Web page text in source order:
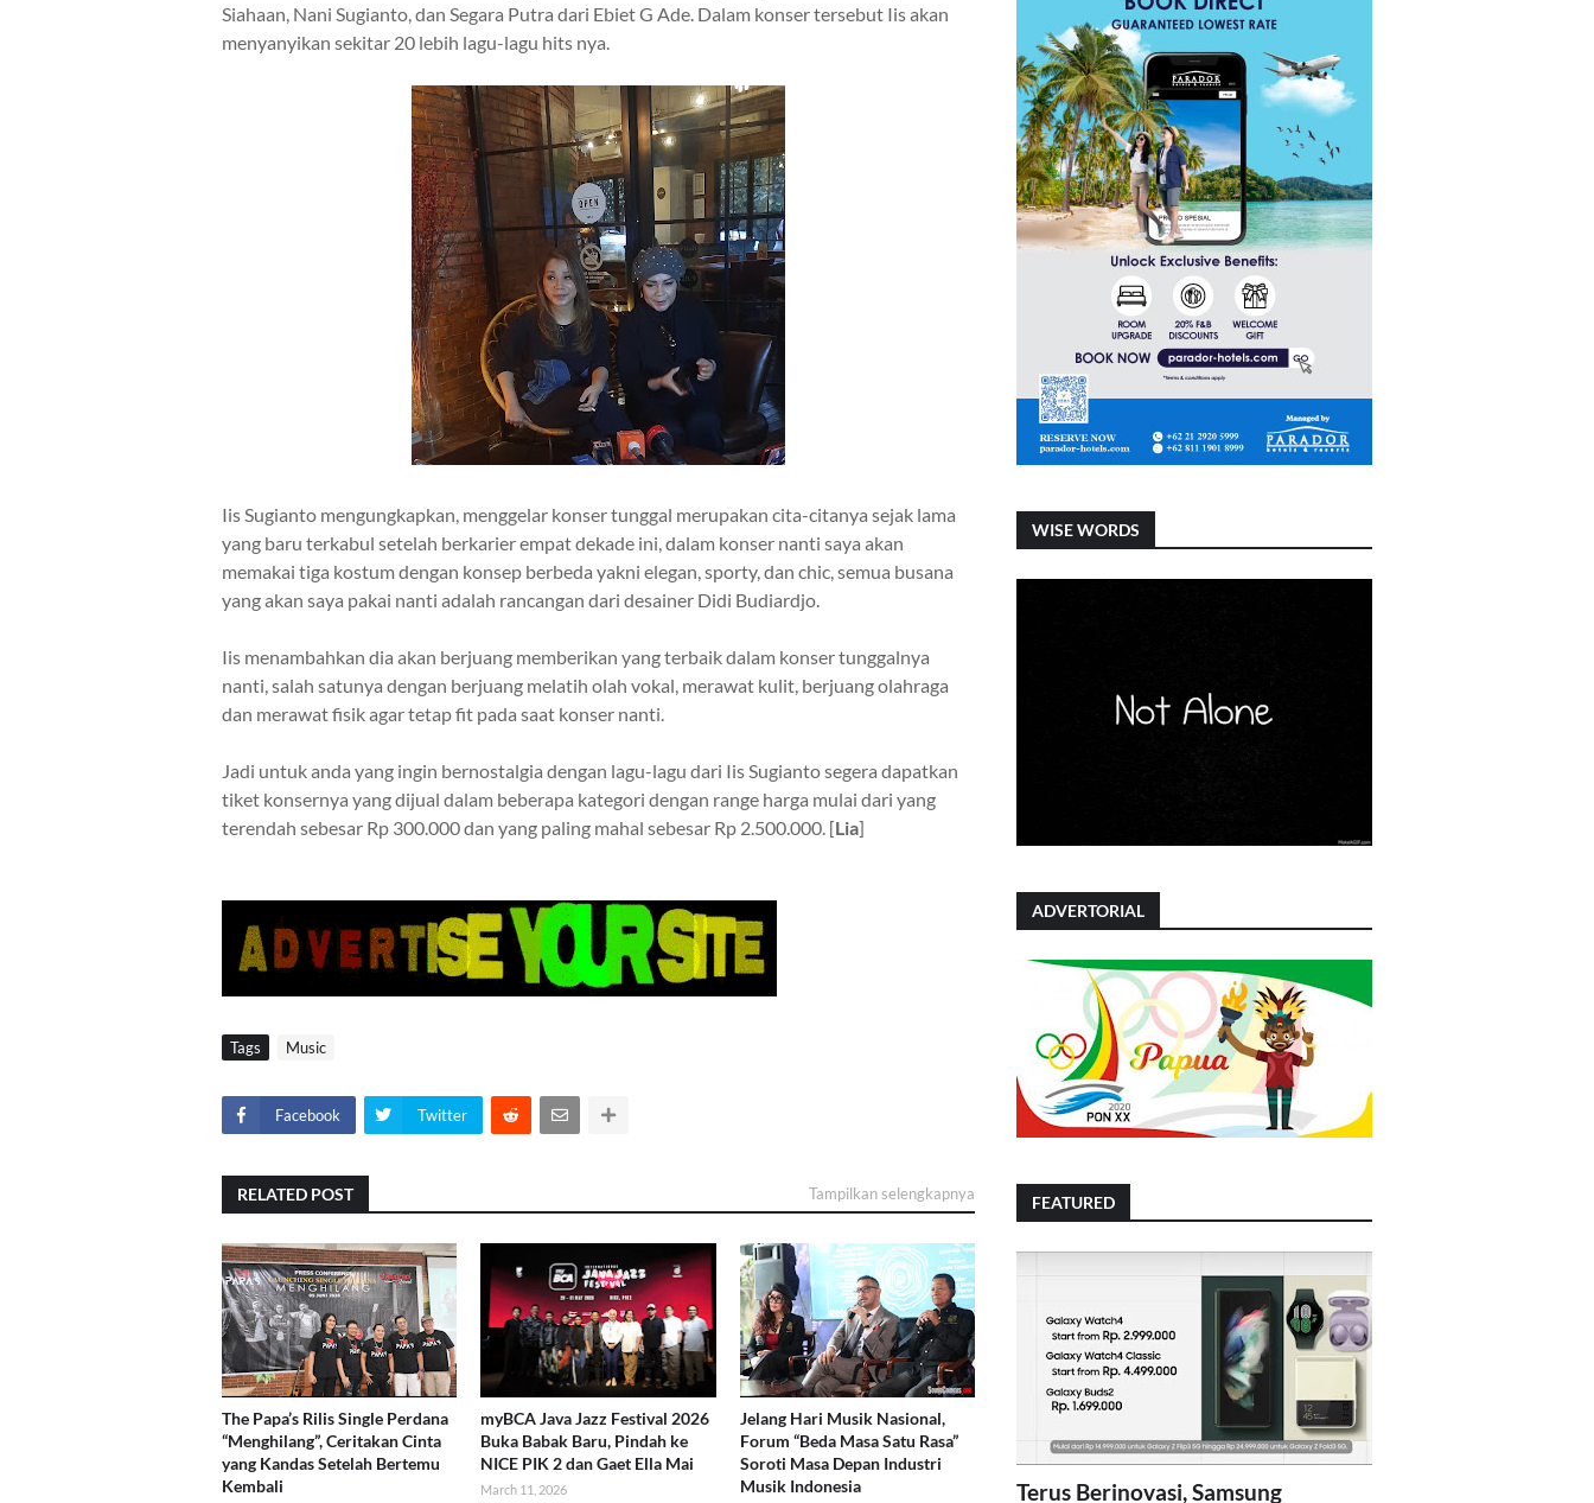
Siahaan, Nani Sugianto, dan Segara Putra dari Ebiet G Ade. Dalam konser tersebut Iis akan
menyanyikan sekitar 20 lebih lagu-lagu hits nya.
Iis Sugianto mengungkapkan, menggelar konser tunggal merupakan cita-citanya sejak lama
yang baru terkabul setelah berkarier empat dekade ini, dalam konser nanti saya akan
memakai tiga kostum dengan konsep berbeda yakni elegan, sporty, dan chic, semua busana
yang akan saya pakai nanti adalah rancangan dari desainer Didi Budiardjo.
Iis menambahkan dia akan berjuang memberikan yang terbaik dalam konser tunggalnya
nanti, salah satunya dengan berjuang melatih olah vokal, merawat kulit, berjuang olahraga
dan merawat fisik agar tetap fit pada saat konser nanti.
Jadi untuk anda yang ingin bernostalgia dengan lagu-lagu dari Iis Sugianto segera dapatkan
tiket konsernya yang dijual dalam beberapa kategori dengan range harga mulai dari yang
terendah sebesar Rp 300.000 dan yang paling mahal sebesar Rp 2.500.000. [Lia]
Tags Music
Facebook Twitter
RELATED POST Tampilkan selengkapnya
The Papa’s Rilis Single Perdana
“Menghilang”, Ceritakan Cinta
yang Kandas Setelah Bertemu
Kembali
myBCA Java Jazz Festival 2026
Buka Babak Baru, Pindah ke
NICE PIK 2 dan Gaet Ella Mai
March 11, 2026
Jelang Hari Musik Nasional,
Forum “Beda Masa Satu Rasa”
Soroti Masa Depan Industri
Musik Indonesia
WISE WORDS
ADVERTORIAL
FEATURED
Terus Berinovasi, Samsung